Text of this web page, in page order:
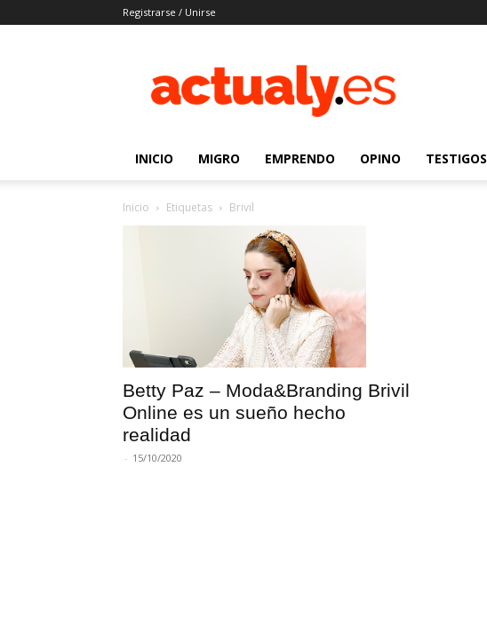
Registrarse / Unirse
|
Noticias
venezolanos
INICIO MIGRO EMPRENDO OPINO TESTIGOS
Inicio Etiquetas Brivil
Betty Paz – Moda&Branding Brivil
Online es un sueño hecho
realidad
- 15/10/2020